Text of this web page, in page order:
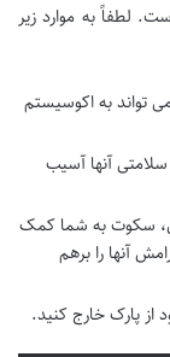
لطفاً به موارد زیر
تواند به اکوسیستم
سلامتی آنها آسیب
سکوت به شما کمک
آنها را برهم
از پارک خارج کنید.